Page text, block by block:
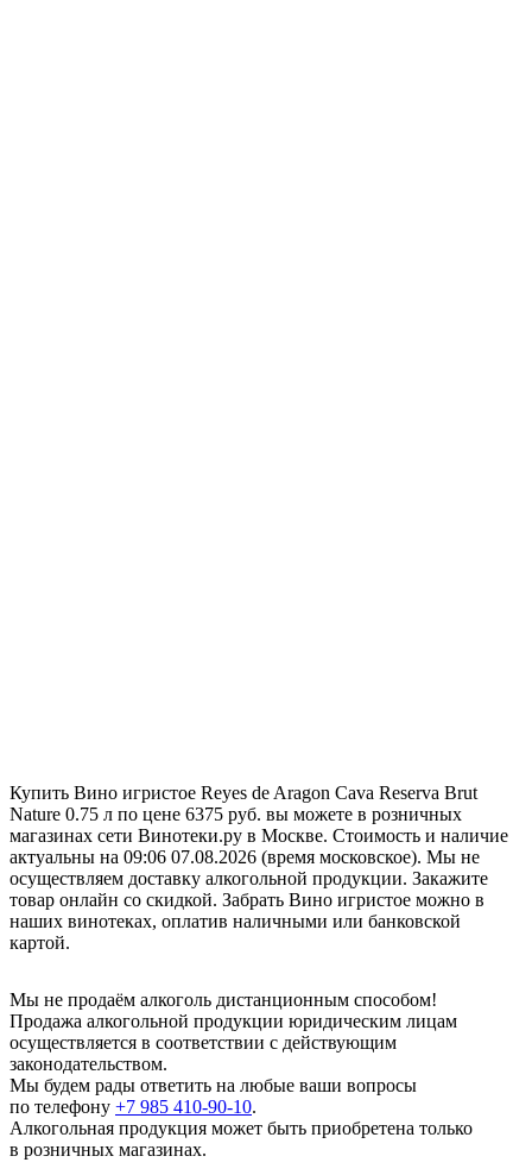
Купить Вино игристое Reyes de Aragon Cava Reserva Brut
Nature 0.75 л по цене 6375 руб. вы можете в розничных
магазинах сети Винотеки.ру в Москве. Стоимость и наличие
актуальны на 09:06 07.08.2026 (время московское). Мы не
осуществляем доставку алкогольной продукции. Закажите
товар онлайн со скидкой. Забрать Вино игристое можно в
наших винотеках, оплатив наличными или банковской
картой.
Мы не продаём алкоголь дистанционным способом!
Продажа алкогольной продукции юридическим лицам
осуществляется в соответствии с действующим
законодательством.
Мы будем рады ответить на любые ваши вопросы
по телефону +7 985 410-90-10.
Алкогольная продукция может быть приобретена только
в розничных магазинах.